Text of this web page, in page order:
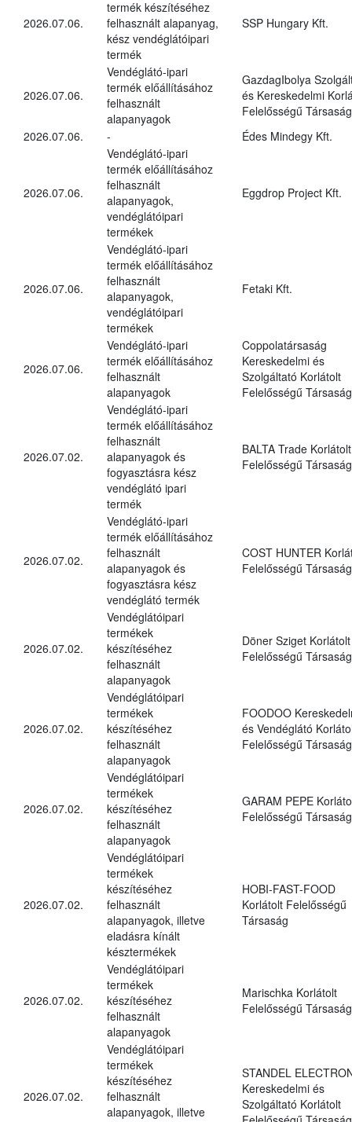
2026.07.06.
termék készítéséhez
felhasznált alapanyag,
kész vendéglátóipari
termék
SSP Hungary Kft.
2026.07.06.
Vendéglátó-ipari
termék előállításához
felhasznált
alapanyagok
GazdagIbolya
és Kereskedelmi
Felelősségű Társaság
2026.07.06.
- Édes Mindegy Kft.
2026.07.06.
Vendéglátó-ipari
termék előállításához
felhasznált
alapanyagok,
vendéglátóipari
termékek
Eggdrop Project Kft.
2026.07.06.
Vendéglátó-ipari
termék előállításához
felhasznált
alapanyagok,
vendéglátóipari
termékek
Fetaki Kft.
2026.07.06.
Vendéglátó-ipari
termék előállításához
felhasznált
alapanyagok
Coppolatársaság
Kereskedelmi és
Szolgáltató Korlátolt
Felelősségű Társaság
2026.07.02.
Vendéglátó-ipari
termék előállításához
felhasznált
alapanyagok és
fogyasztásra kész
vendéglátó ipari
termék
BALTA Trade Korlátolt
Felelősségű Társaság
2026.07.02.
Vendéglátó-ipari
termék előállításához
felhasznált
alapanyagok és
fogyasztásra kész
vendéglátó termék
COST HUNTER
Felelősségű Társaság
2026.07.02.
Vendéglátóipari
termékek
készítéséhez
felhasznált
alapanyagok
Döner Sziget Korlátolt
Felelősségű Társaság
2026.07.02.
Vendéglátóipari
termékek
készítéséhez
felhasznált
alapanyagok
FOODOO
és Vendéglátó
Felelősségű Társaság
2026.07.02.
Vendéglátóipari
termékek
készítéséhez
felhasznált
alapanyagok
GARAM PEPE
Felelősségű Társaság
2026.07.02.
Vendéglátóipari
termékek
készítéséhez
felhasznált
alapanyagok, illetve
eladásra kínált
késztermékek
HOBI-FAST-FOOD
Korlátolt Felelősségű
Társaság
2026.07.02.
Vendéglátóipari
termékek
készítéséhez
felhasznált
alapanyagok
Marischka Korlátolt
Felelősségű Társaság
2026.07.02.
Vendéglátóipari
termékek
készítéséhez
felhasznált
alapanyagok, illetve
STANDEL
Kereskedelmi és
Szolgáltató Korlátolt